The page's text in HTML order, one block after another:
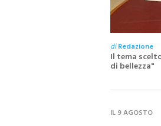
diRedazione
Il tema
di bellezza"